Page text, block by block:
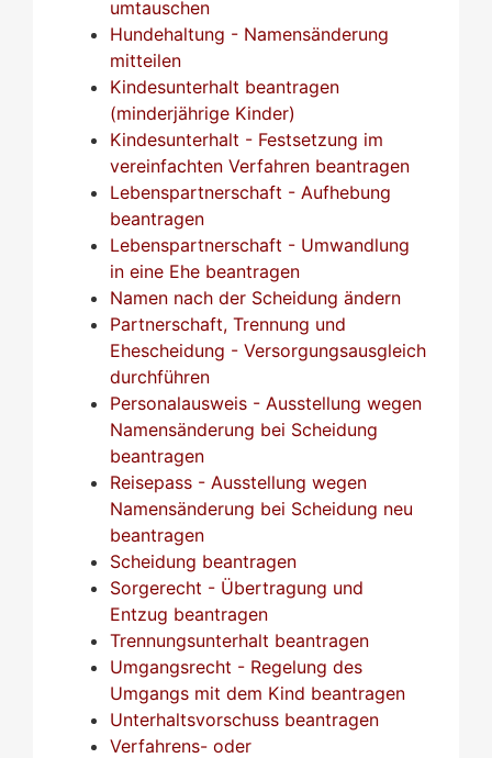
umtauschen
Hundehaltung - Namensänderung
mitteilen
Kindesunterhalt beantragen
(minderjährige Kinder)
Kindesunterhalt - Festsetzung im
vereinfachten Verfahren beantragen
Lebenspartnerschaft - Aufhebung
beantragen
Lebenspartnerschaft - Umwandlung
in eine Ehe beantragen
Namen nach der Scheidung ändern
Partnerschaft, Trennung und
Ehescheidung - Versorgungsausgleich
durchführen
Personalausweis - Ausstellung wegen
Namensänderung bei Scheidung
beantragen
Reisepass - Ausstellung wegen
Namensänderung bei Scheidung neu
beantragen
Scheidung beantragen
Sorgerecht - Übertragung und
Entzug beantragen
Trennungsunterhalt beantragen
Umgangsrecht - Regelung des
Umgangs mit dem Kind beantragen
Unterhaltsvorschuss beantragen
Verfahrens- oder